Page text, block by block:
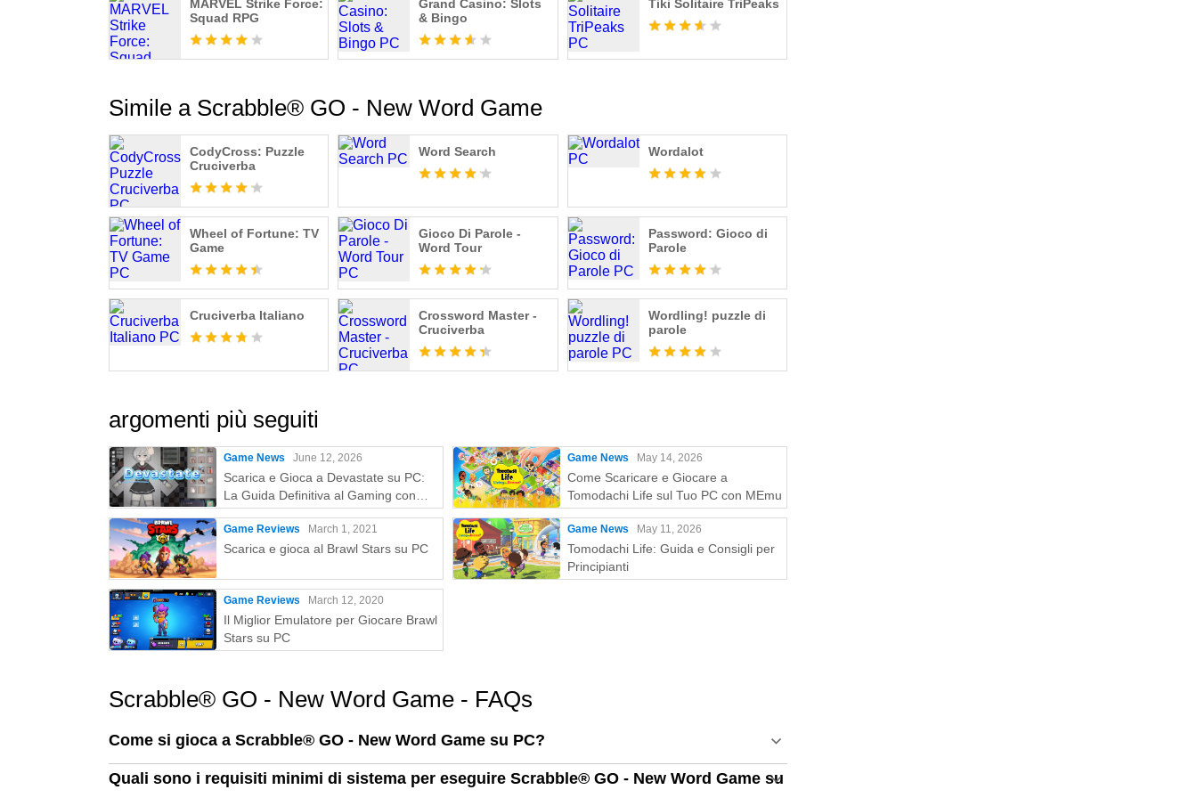
http://scopely.com/tos/
Clicca “Mi Piace” sulla pagina Facebook di Scrabble GO https://www.facebook.com/ScrabbleGO/
Installando questo gioco, dichiari di essere d'accordo con i termini della licenza di accordo.
MARVEL Strike Force:
Squad RPG
Grand Casino: Slots
& Bingo
Tiki Solitaire TriPeaks
Simile a Scrabble® GO - New Word Game
CodyCross: Puzzle
Cruciverba
Word Search Wordalot
Wheel of Fortune: TV
Game
Gioco Di Parole -
Word Tour
Password: Gioco di
Parole
Cruciverba Italiano
Crossword Master -
Cruciverba
Wordling! puzzle di
parole
argomenti più seguiti
Game News June 12, 2026
Scarica e Gioca a Devastate su PC:
La Guida Definitiva al Gaming con
MEmu Play
Game Reviews March 1, 2021
Scarica e gioca al Brawl Stars su PC
Game Reviews March 12, 2020
Il Miglior Emulatore per Giocare Brawl
Stars su PC
Game News May 14, 2026
Come Scaricare e Giocare a
Tomodachi Life sul Tuo PC con MEmu
Game News May 11, 2026
Tomodachi Life: Guida e Consigli per
Principianti
Scrabble® GO - New Word Game - FAQs
Come si gioca a Scrabble® GO - New Word Game su PC?
Quali sono i requisiti minimi di sistema per eseguire Scrabble® GO - New Word Game su